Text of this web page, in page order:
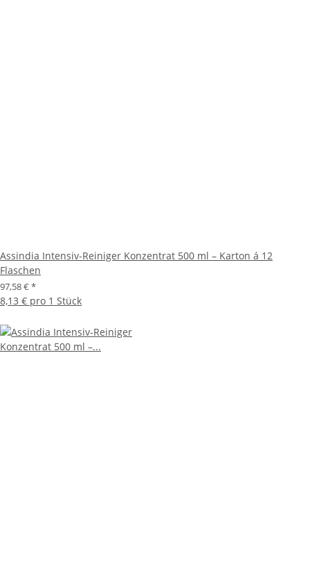
Assindia Intensiv-Reiniger Konzentrat 500 ml – Karton á 12
Flaschen
97,58 € *
8,13 € pro 1 Stück